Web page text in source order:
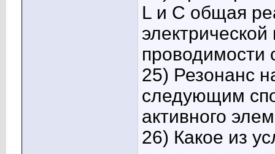
L и C общая
проводимости
25) Резонанс
следующим
активного
26) Какое из